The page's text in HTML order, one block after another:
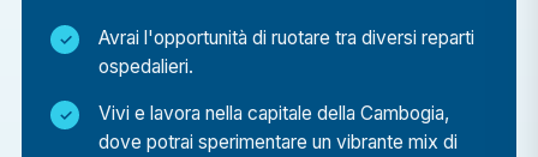
Avrai l'opportunità di ruotare tra diversi reparti
ospedalieri.
Vivi e lavora nella capitale della Cambogia,
dove potrai sperimentare un vibrante mix di